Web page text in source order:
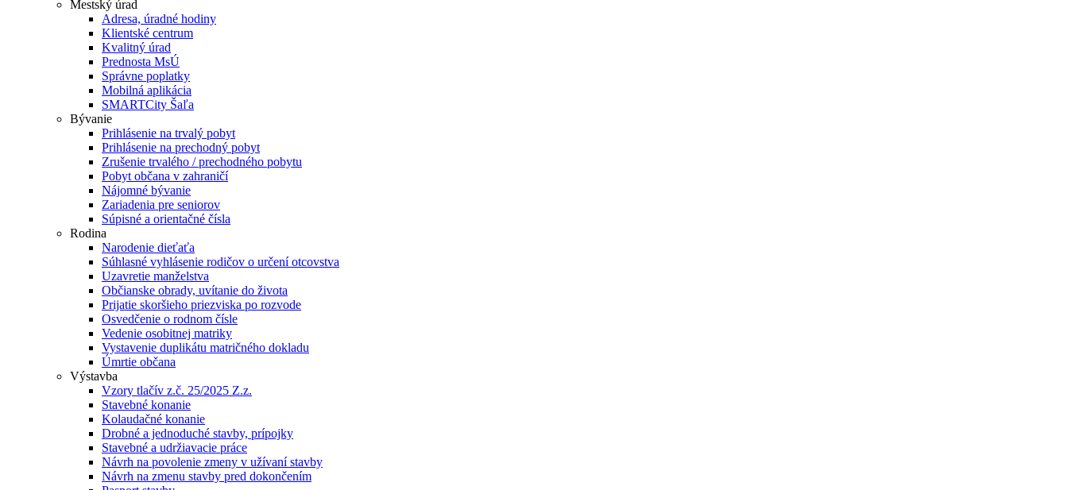
Mestský úrad
Adresa, úradné hodiny
Klientské centrum
Kvalitný úrad
Prednosta MsÚ
Správne poplatky
Mobilná aplikácia
SMARTCity Šaľa
Bývanie
Prihlásenie na trvalý pobyt
Prihlásenie na prechodný pobyt
Zrušenie trvalého / prechodného pobytu
Pobyt občana v zahraničí
Nájomné bývanie
Zariadenia pre seniorov
Súpisné a orientačné čísla
Rodina
Narodenie dieťaťa
Súhlasné vyhlásenie rodičov o určení otcovstva
Uzavretie manželstva
Občianske obrady, uvítanie do života
Prijatie skoršieho priezviska po rozvode
Osvedčenie o rodnom čísle
Vedenie osobitnej matriky
Vystavenie duplikátu matričného dokladu
Úmrtie občana
Výstavba
Vzory tlačív z.č. 25/2025 Z.z.
Stavebné konanie
Kolaudačné konanie
Drobné a jednoduché stavby, prípojky
Stavebné a udržiavacie práce
Návrh na povolenie zmeny v užívaní stavby
Návrh na zmenu stavby pred dokončením